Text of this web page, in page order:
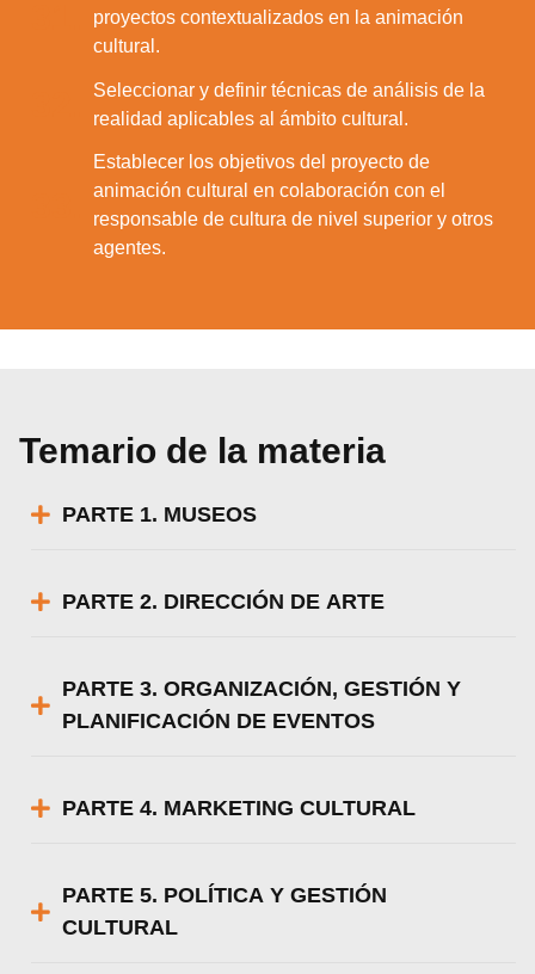
proyectos contextualizados en la animación
cultural.
Seleccionar y definir técnicas de análisis de la
realidad aplicables al ámbito cultural.
Establecer los objetivos del proyecto de
animación cultural en colaboración con el
responsable de cultura de nivel superior y otros
agentes.
Temario de la materia
PARTE 1. MUSEOS
PARTE 2. DIRECCIÓN DE ARTE
PARTE 3. ORGANIZACIÓN, GESTIÓN Y
PLANIFICACIÓN DE EVENTOS
PARTE 4. MARKETING CULTURAL
PARTE 5. POLÍTICA Y GESTIÓN
CULTURAL